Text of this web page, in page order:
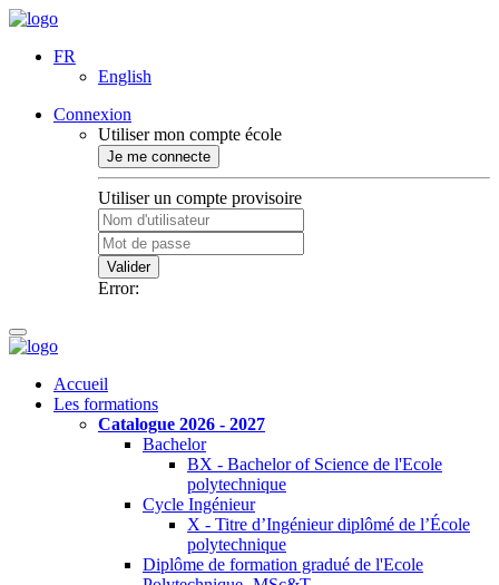
FR
English
Connexion
Utiliser mon compte école
Je me connecte
Utiliser un compte provisoire
Valider
Error:
Accueil
Les formations
Catalogue 2026 - 2027
Bachelor
BX - Bachelor of Science de l'Ecole
polytechnique
Cycle Ingénieur
X - Titre d’Ingénieur diplômé de l’École
polytechnique
Diplôme de formation gradué de l'Ecole